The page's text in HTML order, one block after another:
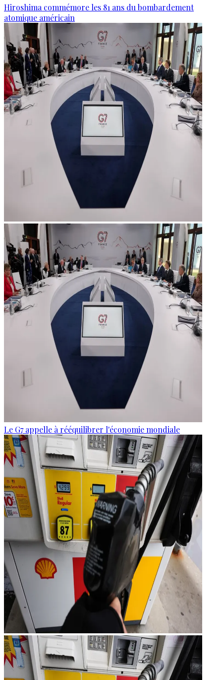
Hiroshima commémore les 81 ans du bombardement
atomique américain
Le G7 appelle à rééquilibrer l'économie mondiale